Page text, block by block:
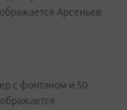
Арсеньев
с фонтаном и 50